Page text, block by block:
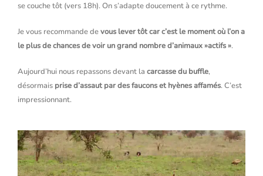
se couche tôt (vers 18h). On s’adapte doucement à ce rythme.
Je vous recommande devous lever tôt car c’est le moment où l’on a
le plus de chances de voir un grand nombre d’animaux »actifs ».
Aujourd’hui nous repassons devant la carcasse du buffle,
désormais prise d’assaut par des faucons et hyènes affamés. C’est
impressionnant.